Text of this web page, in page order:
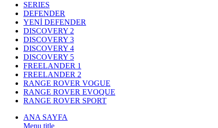
SERIES
DEFENDER
YENİ DEFENDER
DISCOVERY 2
DISCOVERY 3
DISCOVERY 4
DISCOVERY 5
FREELANDER 1
FREELANDER 2
RANGE ROVER VOGUE
RANGE ROVER EVOQUE
RANGE ROVER SPORT
ANA SAYFA
Menu title